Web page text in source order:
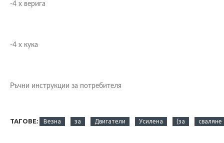
-4 х верига
-4 х кука
Ръчни инструкции за потребителя
ТАГОВЕ: Везна за Двигатели Усилена (за сваляне